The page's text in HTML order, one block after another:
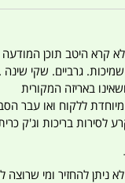
לא קרא היטב תוכן
גרביים. שקי שינה .
באריזה המקורית
מיוחדת ללקוח ואו עבר
לסירות בריכות וג'ק
להחזיר ומי שרוצה